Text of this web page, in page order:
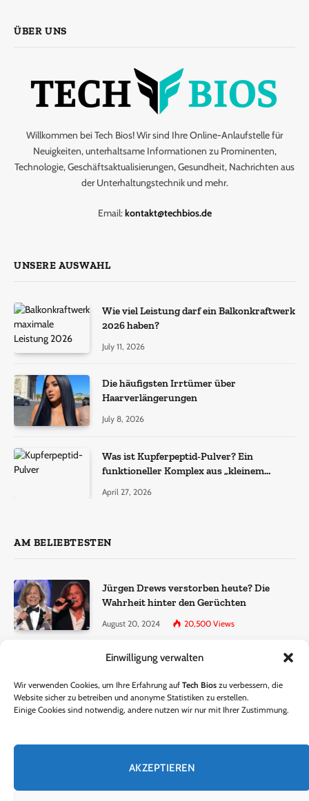
Einwilligung verwalten
Wir verwenden Cookies, um Ihre Erfahrung auf Tech Bios zu verbessern, die
Website sicher zu betreiben und anonyme Statistiken zu erstellen.
Einige Cookies sind notwendig, andere nutzen wir nur mit Ihrer Zustimmung.
AKZEPTIEREN
ÜBER UNS
Willkommen bei Tech Bios! Wir sind Ihre Online-Anlaufstelle für
Neuigkeiten, unterhaltsame Informationen zu Prominenten,
Technologie, Geschäftsaktualisierungen, Gesundheit, Nachrichten aus
der Unterhaltungstechnik und mehr.
Email:kontakt@techbios.de
UNSERE AUSWAHL
Wie viel Leistung darf ein Balkonkraftwerk
2026 haben?
July 11, 2026
Die häufigsten Irrtümer über
Haarverlängerungen
July 8, 2026
Was ist Kupferpeptid-Pulver? Ein
funktioneller Komplex aus „kleinem
April 27, 2026
AM BELIEBTESTEN
Jürgen Drews verstorben heute? Die
Wahrheit hinter den Gerüchten
August 20, 2024 20,500 Views
Ralf Dammasch Traueranzeige:
June 26, 2024 13,286Views
hinter den Gerüchten
October 5, 2024 9,301